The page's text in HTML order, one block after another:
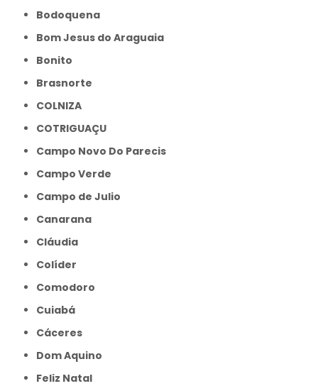
Bodoquena
Bom Jesus do Araguaia
Bonito
Brasnorte
COLNIZA
COTRIGUAÇU
Campo Novo Do Parecis
Campo Verde
Campo de Julio
Canarana
Cláudia
Colíder
Comodoro
Cuiabá
Cáceres
Dom Aquino
Feliz Natal